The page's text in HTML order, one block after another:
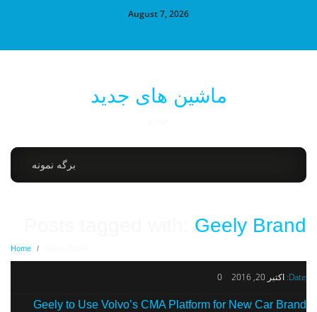
August 7, 2026
ماشین های جدید
برگه نمونه
Posts tagged with:Geely Brand
Home
Date: اکتبر 20, 2016 0
Geely to Use Volvo’s CMA Platform for New Car Brand